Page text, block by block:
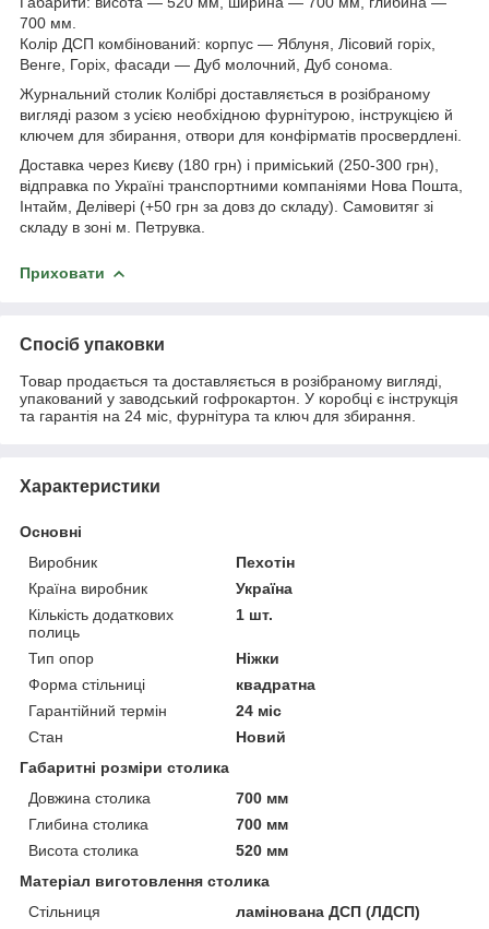
700 мм.
Колір ДСП комбінований: корпус — Яблуня, Лісовий горіх,
Венге, Горіх, фасади — Дуб молочний, Дуб сонома.
Журнальний столик Колібрі доставляється в розібраному
вигляді разом з усією необхідною фурнітурою, інструкцією й
ключем для збирання, отвори для конфірматів просвердлені.
Доставка через Києву (180 грн) і приміський (250-300 грн),
відправка по Україні транспортними компаніями Нова Пошта,
Інтайм, Делівері (+50 грн за довз до складу). Самовитяг зі
складу в зоні м. Петрувка.
Приховати
Спосіб упаковки
Товар продається та доставляється в розібраному вигляді,
упакований у заводський гофрокартон. У коробці є інструкція
та гарантія на 24 міс, фурнітура та ключ для збирання.
Характеристики
Основні
Виробник
Пехотін
Країна виробник
Україна
Кількість додаткових
полиць
1 шт.
Тип опор
Ніжки
Форма стільниці
квадратна
Гарантійний термін
24 міс
Стан
Новий
Габаритні розміри столика
Довжина столика
700 мм
Глибина столика
700 мм
Висота столика
520 мм
Матеріал виготовлення столика
Стільниця
ламінована ДСП (ЛДСП)